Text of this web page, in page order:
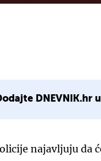
DNEVNIK.hr
najavljuju da